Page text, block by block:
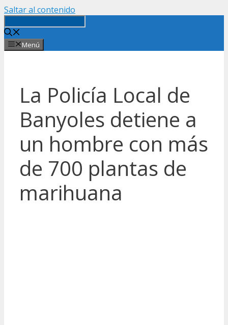
Saltar al contenido
Menú
La Policía Local de
Banyoles detiene a
un hombre con más
de 700 plantas de
marihuana